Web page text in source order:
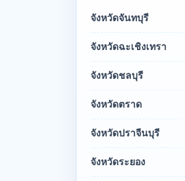
จังหวัดจันทบุรี
จังหวัดฉะเชิงเทรา
จังหวัดชลบุรี
จังหวัดตราด
จังหวัดปราจีนบุรี
จังหวัดระยอง